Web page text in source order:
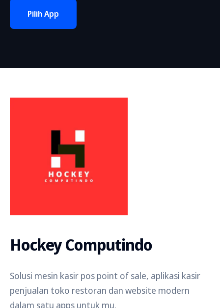
Pilih App
Hockey Computindo
Solusi mesin kasir pos point of sale, aplikasi kasir
penjualan toko restoran dan website modern
dalam satu apps untuk mu.